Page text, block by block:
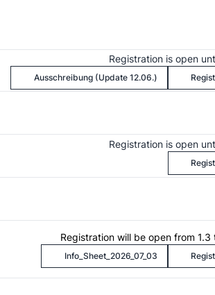
Registration is open
Ausschreibung (Update 12.06.)
Registration is open
Registration will be open from 1.3
Info_Sheet_2026_07_03